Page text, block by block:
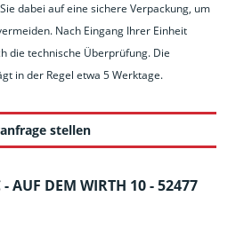
dabei auf eine sichere Verpackung, um
Nach Eingang Ihrer Einheit
die technische Überprüfung. Die
in der Regel etwa 5 Werktage.
stellen
- AUF DEM WIRTH 10 - 52477